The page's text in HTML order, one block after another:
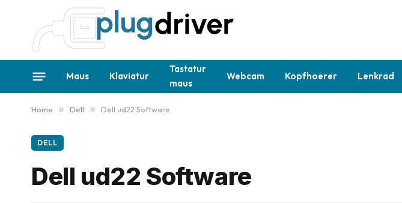
Maus Klaviatur
Tastatur
maus
Webcam Kopfhoerer Lenkrad
Home » Dell » Dell ud22 Software
DELL
Dell ud22 Software